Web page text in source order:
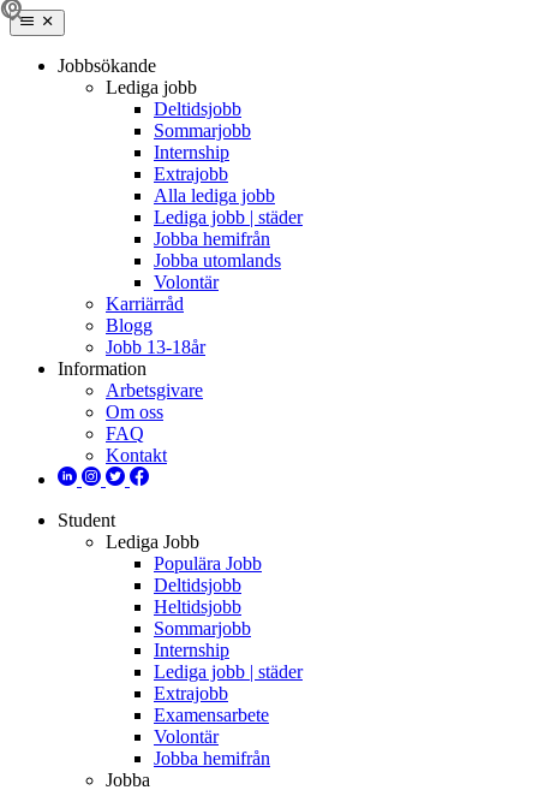
Jobbsökande
Lediga jobb
Deltidsjobb
Sommarjobb
Internship
Extrajobb
Alla lediga jobb
Lediga jobb | städer
Jobba hemifrån
Jobba utomlands
Volontär
Karriärråd
Blogg
Jobb 13-18år
Information
Arbetsgivare
Om oss
FAQ
Kontakt
Student
Lediga Jobb
Populära Jobb
Deltidsjobb
Heltidsjobb
Sommarjobb
Internship
Lediga jobb | städer
Extrajobb
Examensarbete
Volontär
Jobba hemifrån
Jobba